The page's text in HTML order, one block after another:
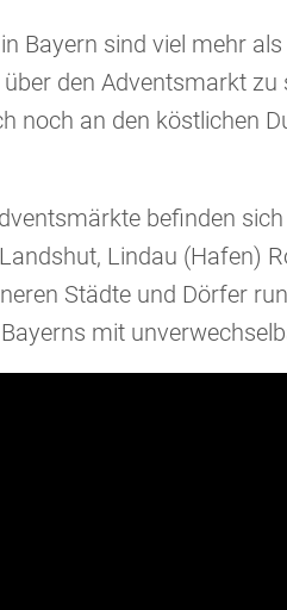
Bayern sind viel mehr
über den Adventsmarkt
noch an den köstlichen
befinden
Lindau (Hafen)
Städte und Dörfer
mit